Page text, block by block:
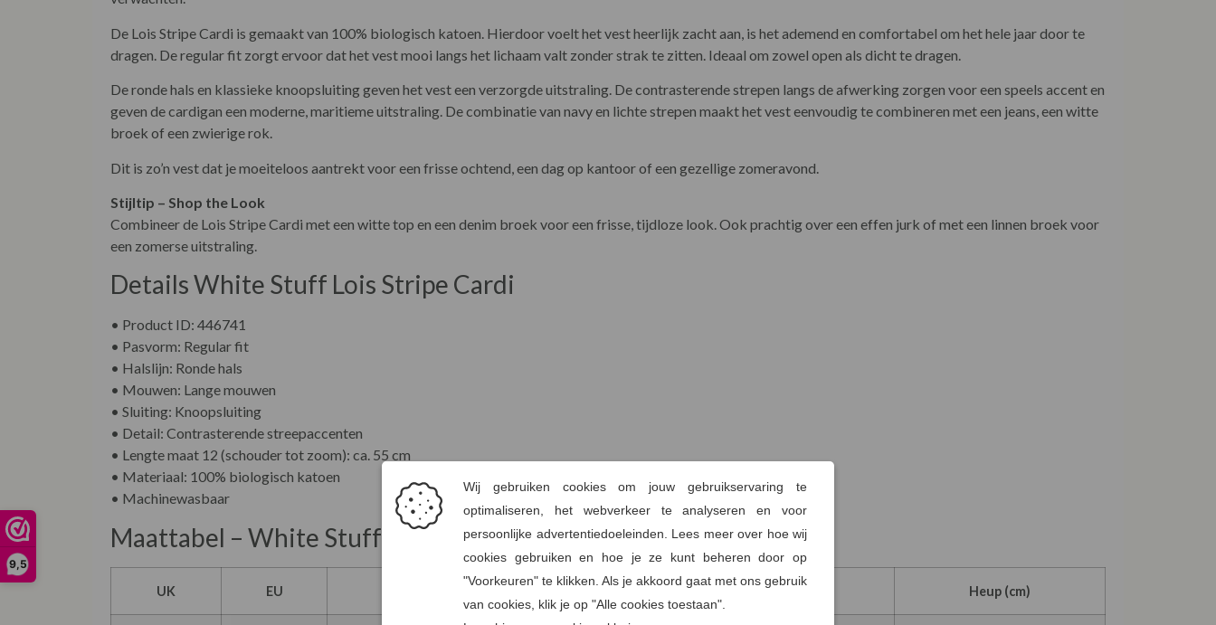
9,5
De Lois Stripe Cardi is gemaakt van 100% biologisch katoen. Hierdoor voelt het vest heerlijk zacht aan, is het ademend en comfortabel om het hele jaar door te
dragen. De regular fit zorgt ervoor dat het vest mooi langs het lichaam valt zonder strak te zitten. Ideaal om zowel open als dicht te dragen.
De ronde hals en klassieke knoopsluiting geven het vest een verzorgde uitstraling. De contrasterende strepen langs de afwerking zorgen voor een speels accent en
geven de cardigan een moderne, maritieme uitstraling. De combinatie van navy en lichte strepen maakt het vest eenvoudig te combineren met een jeans, een witte
broek of een zwierige rok.
Dit is zo’n vest dat je moeiteloos aantrekt voor een frisse ochtend, een dag op kantoor of een gezellige zomeravond.
Stijltip – Shop the Look
Combineer de Lois Stripe Cardi met een witte top en een denim broek voor een frisse, tijdloze look. Ook prachtig over een effen jurk of met een linnen broek voor
een zomerse uitstraling.
Details White Stuff Lois Stripe Cardi
• Product ID: 446741
• Pasvorm: Regular fit
• Halslijn: Ronde hals
• Mouwen: Lange mouwen
• Sluiting: Knoopsluiting
• Detail: Contrasterende streepaccenten
• Lengte maat 12 (schouder tot zoom): ca. 55 cm
• Materiaal: 100% biologisch katoen
• Machinewasbaar
Maattabel – White Stuff
UK EU Taille (cm) Heup (cm)